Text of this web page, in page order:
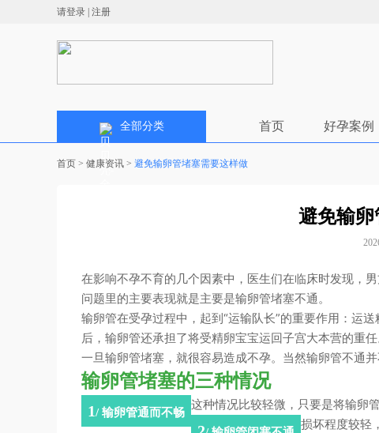
请登录 | 注册
全部分类 首页 好孕案例
首页 > 健康资讯 > 避免输卵管堵塞需要这样做
避免输
在影响不孕不育的几个因素中，医生们在临床时发现，
问题里的主要表现就是主要是输卵管堵塞不通。
输卵管在受孕过程中， 起到“运输队长”的重要作用：运
后，输卵管还承担了将受精卵宝宝运回子宫大本营的重任
一旦输卵管堵塞，就很容易造成不孕。 当然输卵管不通
输卵管堵塞的三种情况
1/ 输卵管通而不畅
这种情况比较轻微，只要是将输卵
损坏程度较轻